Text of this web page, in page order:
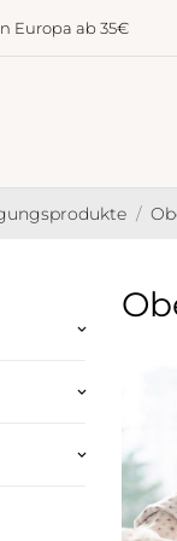
Europa ab 35€
keyboard_arrow_down
keyboard_arrow_down
keyboard_arrow_down